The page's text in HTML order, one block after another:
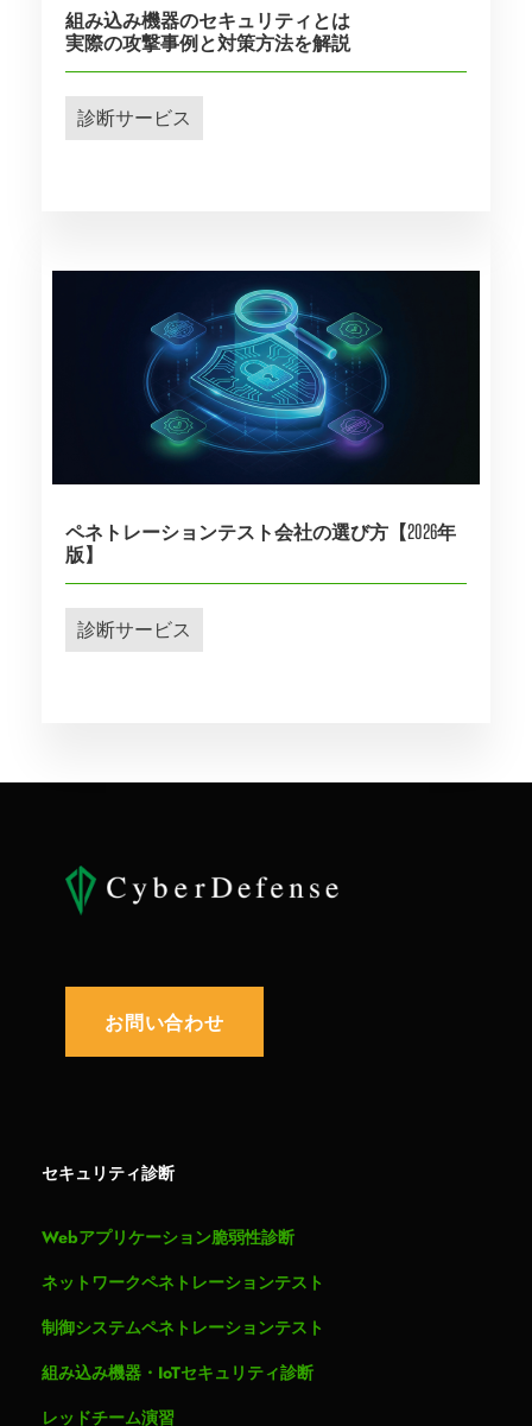
組み込み機器のセキュリティとは
実際の攻撃事例と対策方法を解説
診断サービス
ペネトレーションテスト会社の選び方【2026年
版】
診断サービス
お問い合わせ
セキュリティ診断
Webアプリケーション脆弱性診断
ネットワークペネトレーションテスト
制御システムペネトレーションテスト
組み込み機器・IoTセキュリティ診断
レッドチーム演習